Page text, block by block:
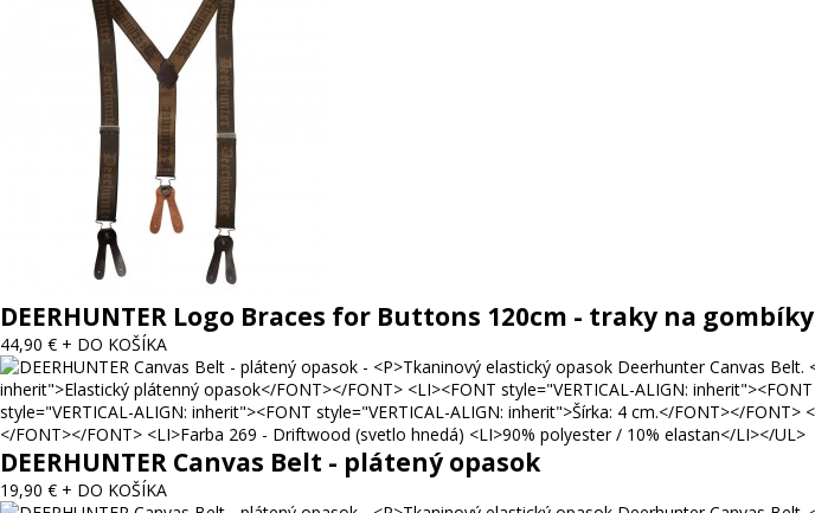
DEERHUNTER Logo Braces for Buttons 120cm - traky na gombíky
44,90 € + DO KOŠÍKA
DEERHUNTER Canvas Belt - plátený opasok
19,90 € + DO KOŠÍKA